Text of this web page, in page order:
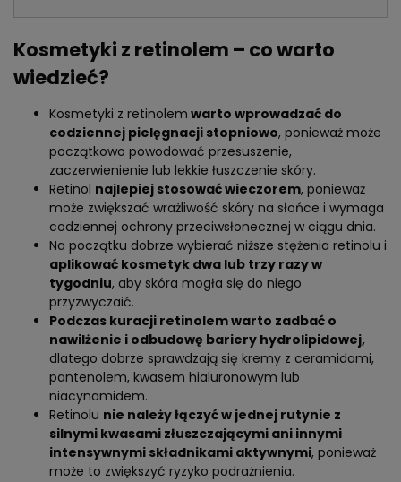
Kosmetyki z retinolem – co warto
wiedzieć?
Kosmetyki z retinolem warto wprowadzać do
codziennej pielęgnacji stopniowo, ponieważ może
początkowo powodować przesuszenie,
zaczerwienienie lub lekkie łuszczenie skóry.
Retinol najlepiej stosować wieczorem, ponieważ
może zwiększać wrażliwość skóry na słońce i wymaga
codziennej ochrony przeciwsłonecznej w ciągu dnia.
Na początku dobrze wybierać niższe stężenia retinolu i
aplikować kosmetyk dwa lub trzy razy w
tygodniu, aby skóra mogła się do niego
przyzwyczaić.
Podczas kuracji retinolem warto zadbać o
nawilżenie i odbudowę bariery hydrolipidowej,
dlatego dobrze sprawdzają się kremy z ceramidami,
pantenolem, kwasem hialuronowym lub
niacynamidem.
Retinolu nie należy łączyć w jednej rutynie z
silnymi kwasami złuszczającymi ani innymi
intensywnymi składnikami aktywnymi, ponieważ
może to zwiększyć ryzyko podrażnienia.